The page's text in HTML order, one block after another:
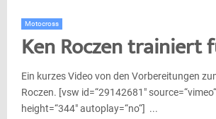
Motocross
Ken Roczen trainiert
Ein kurzes Video von den Vorbereitungen
Roczen. [vsw id=“29142681″
height=“344″ autoplay=“no“] ...